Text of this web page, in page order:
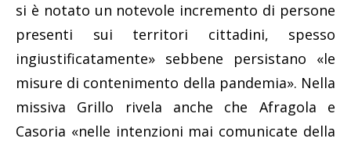
si è notato un notevole incremento di persone
presenti sui territori cittadini, spesso
ingiustificatamente» sebbene persistano «le
misure di contenimento della pandemia». Nella
missiva Grillo rivela anche che Afragola e
Casoria «nelle intenzioni mai comunicate della